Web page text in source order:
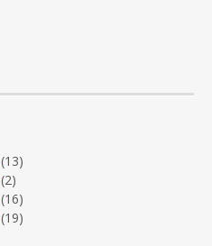
(13)
(2)
(16)
(19)